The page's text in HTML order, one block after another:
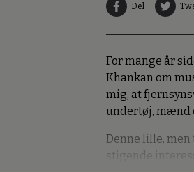
Del
For mange år
Khankan om
mig, at
undertøj, mænd
Denne lille,
stigende